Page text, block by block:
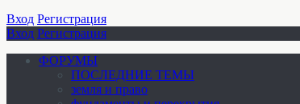
Вход Регистрация
Вход Регистрация
ФОРУМЫ
ПОСЛЕДНИЕ ТЕМЫ
земля и право